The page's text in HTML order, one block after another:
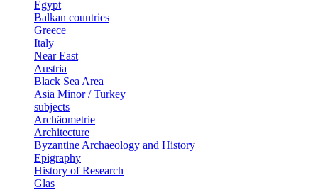
Egypt
Balkan countries
Greece
Italy
Near East
Austria
Black Sea Area
Asia Minor / Turkey
subjects
Archäometrie
Architecture
Byzantine Archaeology and History
Epigraphy
History of Research
Glas